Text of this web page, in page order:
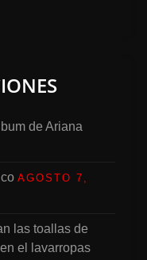
de Ariana
AGOSTO 7,
las toallas de
el lavarropas